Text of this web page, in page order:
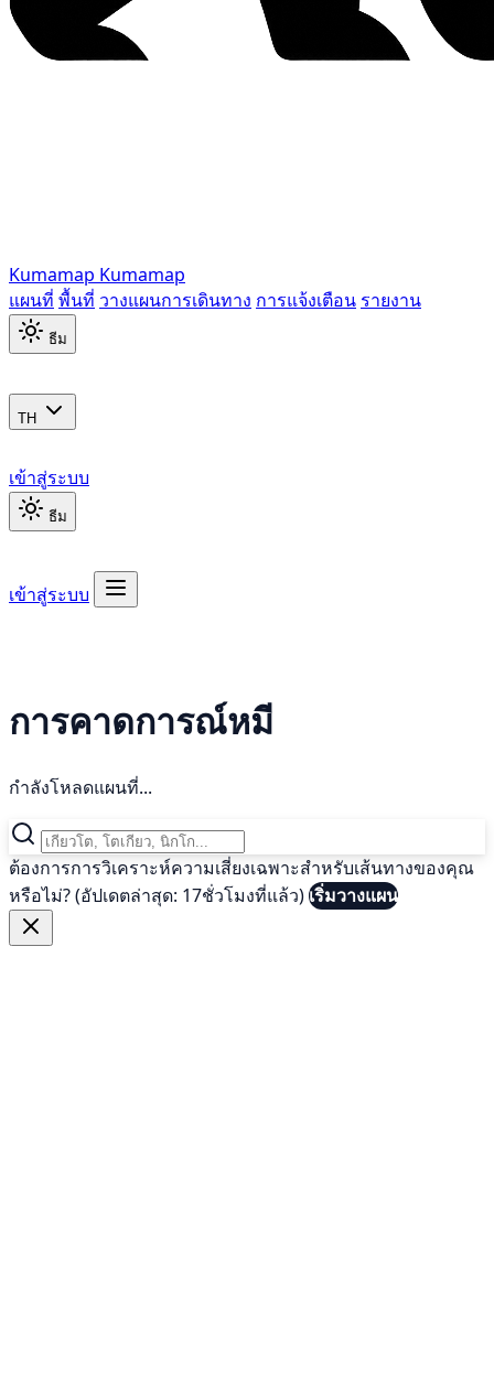
Kumamap Kumamap
แผนที่ พื้นที่ วางแผนการเดินทาง การแจ้งเตือน รายงาน
ธีม
TH
เข้าสู่ระบบ
ธีม
เข้าสู่ระบบ
การคาดการณ์หมี
กำลังโหลดแผนที่...
ต้องการการวิเคราะห์ความเสี่ยงเฉพาะสำหรับเส้นทางของคุณ
หรือไม่? (อัปเดตล่าสุด: 17ชั่วโมงที่แล้ว)เริ่มวางแผน